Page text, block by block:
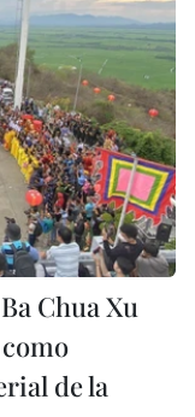
Chua Xu
de la